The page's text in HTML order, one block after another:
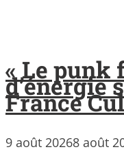
« Le punk
d’énergie
France
9 août 20268 août